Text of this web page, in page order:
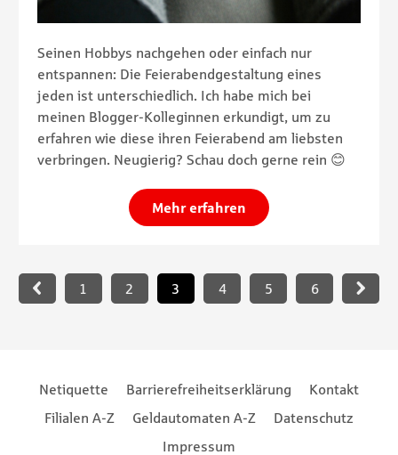
Seinen Hobbys nachgehen oder einfach nur
entspannen: Die Feierabendgestaltung eines
jeden ist unterschiedlich. Ich habe mich bei
meinen Blogger-Kolleginnen erkundigt, um zu
erfahren wie diese ihren Feierabend am liebsten
verbringen. Neugierig? Schau doch gerne rein 😊
Mehr erfahren
Paginierung
1
2 3 4 5 6
Footernavigation
Netiquette Barrierefreiheitserklärung
Kontakt
Filialen A-Z
Geldautomaten A-Z
Datenschutz
Impressum